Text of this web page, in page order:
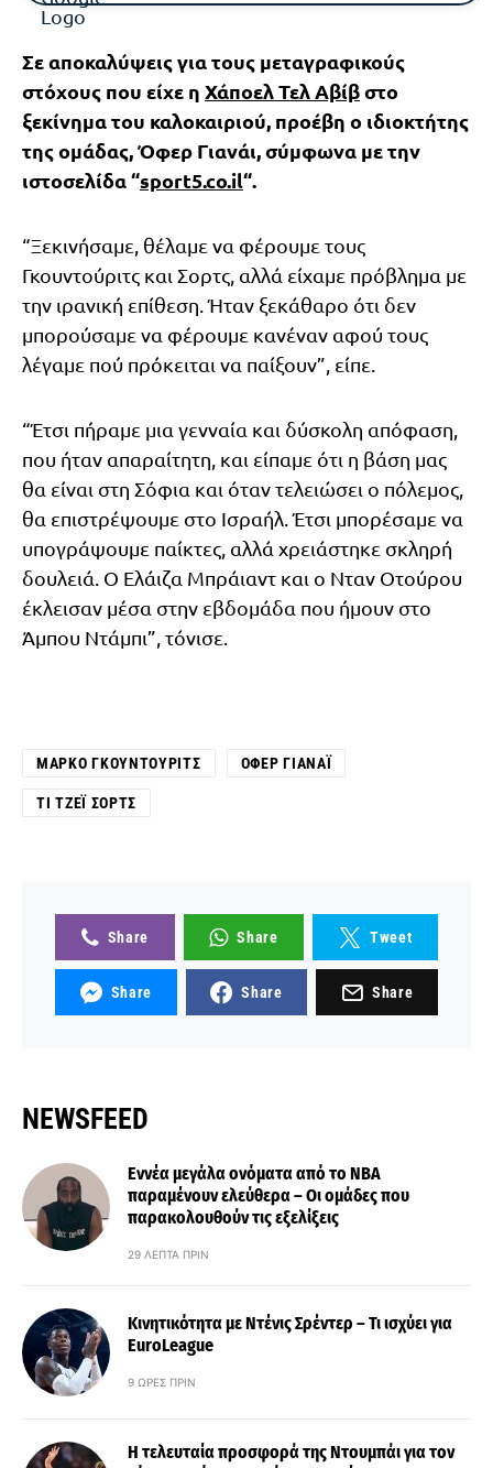
Σε αποκαλύψεις για τους μεταγραφικούς
στόχους που είχε η Χάποελ Τελ Αβίβστο
ξεκίνημα του καλοκαιριού, προέβη ο ιδιοκτήτης
της ομάδας, Όφερ Γιανάι, σύμφωνα με την
ιστοσελίδα “sport5.co.il“.
“Ξεκινήσαμε, θέλαμε να φέρουμε τους
Γκουντούριτς και Σορτς, αλλά είχαμε πρόβλημα με
την ιρανική επίθεση. Ήταν ξεκάθαρο ότι δεν
μπορούσαμε να φέρουμε κανέναν αφού τους
λέγαμε πού πρόκειται να παίξουν”, είπε.
“Έτσι πήραμε μια γενναία και δύσκολη απόφαση,
που ήταν απαραίτητη, και είπαμε ότι η βάση μας
θα είναι στη Σόφια και όταν τελειώσει ο πόλεμος,
θα επιστρέψουμε στο Ισραήλ. Έτσι μπορέσαμε να
υπογράψουμε παίκτες, αλλά χρειάστηκε σκληρή
δουλειά. Ο Ελάιζα Μπράιαντ και ο Νταν Οτούρου
έκλεισαν μέσα στην εβδομάδα που ήμουν στο
Άμπου Ντάμπι”, τόνισε.
ΜΆΡΚΟ ΓΚΟΎΝΤΟΥΡΙΤΣ ΌΦΕΡ ΓΙΑΝΆΙ
ΤΙ ΤΖΈΙ ΣΟΡΤΣ
Share Share Tweet
Share Share Share
NEWSFEED
Εννέα μεγάλα ονόματα από το ΝΒΑ
παραμένουν ελεύθερα – Οι ομάδες που
παρακολουθούν τις εξελίξεις
29 ΛΕΠΤΆ ΠΡΙΝ
Κινητικότητα με Ντένις Σρέντερ – Τι ισχύει για
EuroLeague
9 ΏΡΕΣ ΠΡΙΝ
Η τελευταία προσφορά της Ντουμπάι για τον